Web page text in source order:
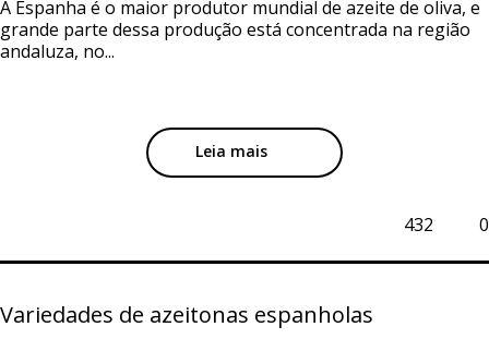
A Espanha é o maior produtor mundial de azeite de oliva, e
grande parte dessa produção está concentrada na região
andaluza, no...
Leia mais
0
432
Variedades de azeitonas espanholas